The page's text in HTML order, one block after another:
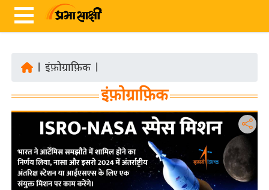
ज़ा
ख
रा
ष्ट्री
इंफ़ोग्राफ़िक
इंफ़ोग्राफ़िक